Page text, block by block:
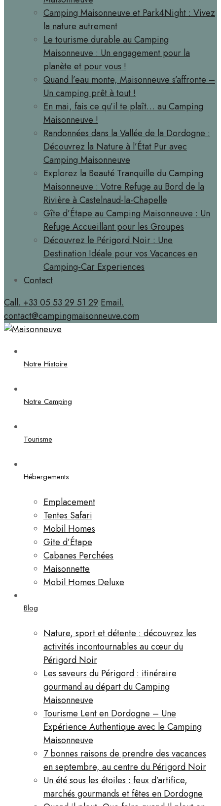
Camping Maisonneuve et Park4Night : Vivez
la nature autrement
Le tourisme durable au Camping
Maisonneuve : Un engagement pour la
planète et pour vous !
Quand l’eau monte, Maisonneuve s’affronte –
Un camping prêt à tout !
En mai, fais ce qu’il te plaît… au Camping
Maisonneuve !
Randonnées dans la Vallée de la Dordogne :
Découvrez la Nature à l’État Pur avec
Camping Maisonneuve
Explorez la Beauté Tranquille du Camping
Maisonneuve : Votre Refuge au Bord de la
Rivière à Castelnaud-la-Chapelle
Gîte d’Étape au Camping Maisonneuve : Un
Refuge Accueillant pour les Groupes
Découvrez le Périgord Noir : Une
Destination Idéale pour vos Vacances en
Camping-Car Experiences
Contact
Call. +33 05 53 29 51 29 Email.
contact@campingmaisonneuve.com
Notre Histoire
Notre Camping
Tourisme
Hébergements
Emplacement
Tentes Safari
Mobil Homes
Gite d’Étape
Cabanes Perchées
Maisonnette
Mobil Homes Deluxe
Blog
Nature, sport et détente : découvrez les
activités incontournables au cœur du
Périgord Noir
Les saveurs du Périgord : itinéraire
gourmand au départ du Camping
Maisonneuve
Tourisme Lent en Dordogne – Une
Expérience Authentique avec le Camping
Maisonneuve
7 bonnes raisons de prendre des vacances
en septembre, au centre du Périgord Noir
Un été sous les étoiles : feux d’artifice,
marchés gourmands et fêtes en Dordogne